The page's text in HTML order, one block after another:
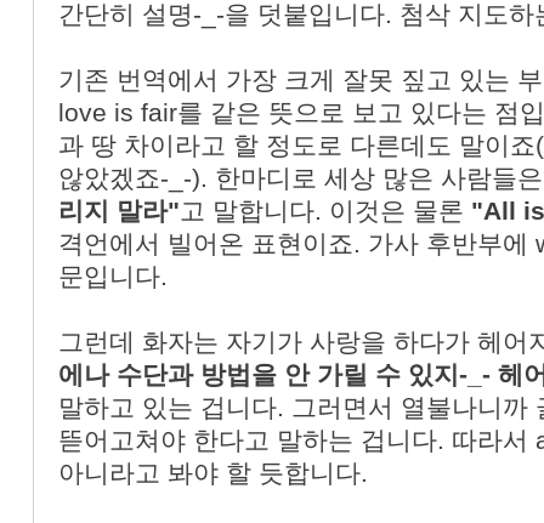
간단히 설명-_-을 덧붙입니다. 첨삭 지도하
기존 번역에서 가장 크게 잘못 짚고 있는
love is fair를 같은 뜻으로 보고 있다는 점
과 땅 차이라고 할 정도로 다른데도 말이
않았겠죠-_-). 한마디로 세상 많은 사람들
리지 말라"고 말합니다. 이것은 물론 "All
격언에서 빌어온 표현이죠. 가사 후반부에
문입니다.
그런데 화자는 자기가 사랑을 하다가 헤어
에나 수단과 방법을 안 가릴 수 있지-_- 헤
말하고 있는 겁니다. 그러면서 열불나니까
뜯어고쳐야 한다고 말하는 겁니다. 따라서
아니라고 봐야 할 듯합니다.